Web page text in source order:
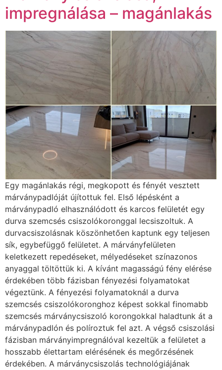
impregnálása – magánlakás
Egy magánlakás régi, megkopott és fényét vesztett
márványpadlóját újítottuk fel. Első lépésként a
márványpadló elhasználódott és karcos felületét egy
durva szemcsés csiszolókoronggal lecsiszoltuk. A
durvacsiszolásnak köszönhetően kaptunk egy teljesen
sík, egybefüggő felületet. A márványfelületen
keletkezett repedéseket, mélyedéseket színazonos
anyaggal töltöttük ki. A kívánt magasságú fény elérése
érdekében több fázisban fényezési folyamatokat
végeztünk. A fényezési folyamatoknál a durva
szemcsés csiszolókoronghoz képest sokkal finomabb
szemcsés márványcsiszoló korongokkal haladtunk át a
márványpadlón és políroztuk fel azt. A végső csiszolási
fázisban márványimpregnálóval kezeltük a felületet a
hosszabb élettartam elérésének és megőrzésének
érdekében. A márványcsiszolás technológiájának